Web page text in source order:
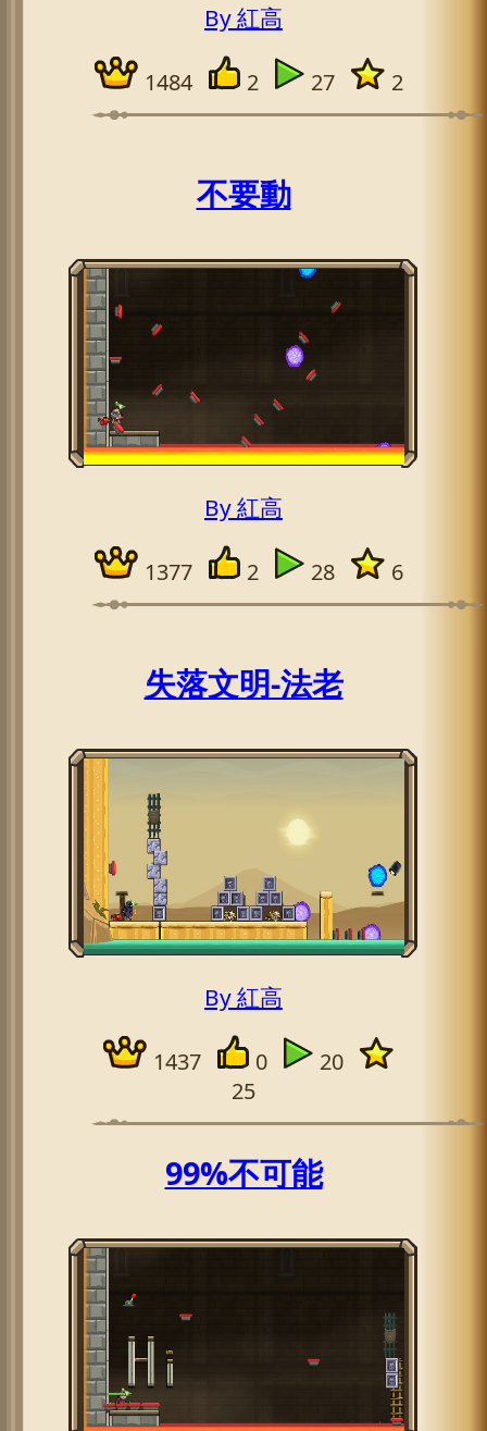
By 紅高
1484 2 27 2
不要動
By 紅高
1377 2 28 6
失落文明-法老
By 紅高
1437 0
20
25
99%不可能